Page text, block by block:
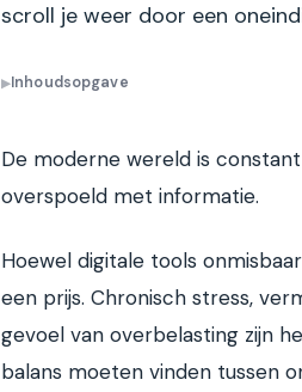
scroll je weer door een
▶Inhoudsopgave
De moderne wereld is
overspoeld met informatie.
Hoewel digitale tools
een prijs. Chronisch stress,
gevoel van overbelasting zijn
balans moeten vinden tussen